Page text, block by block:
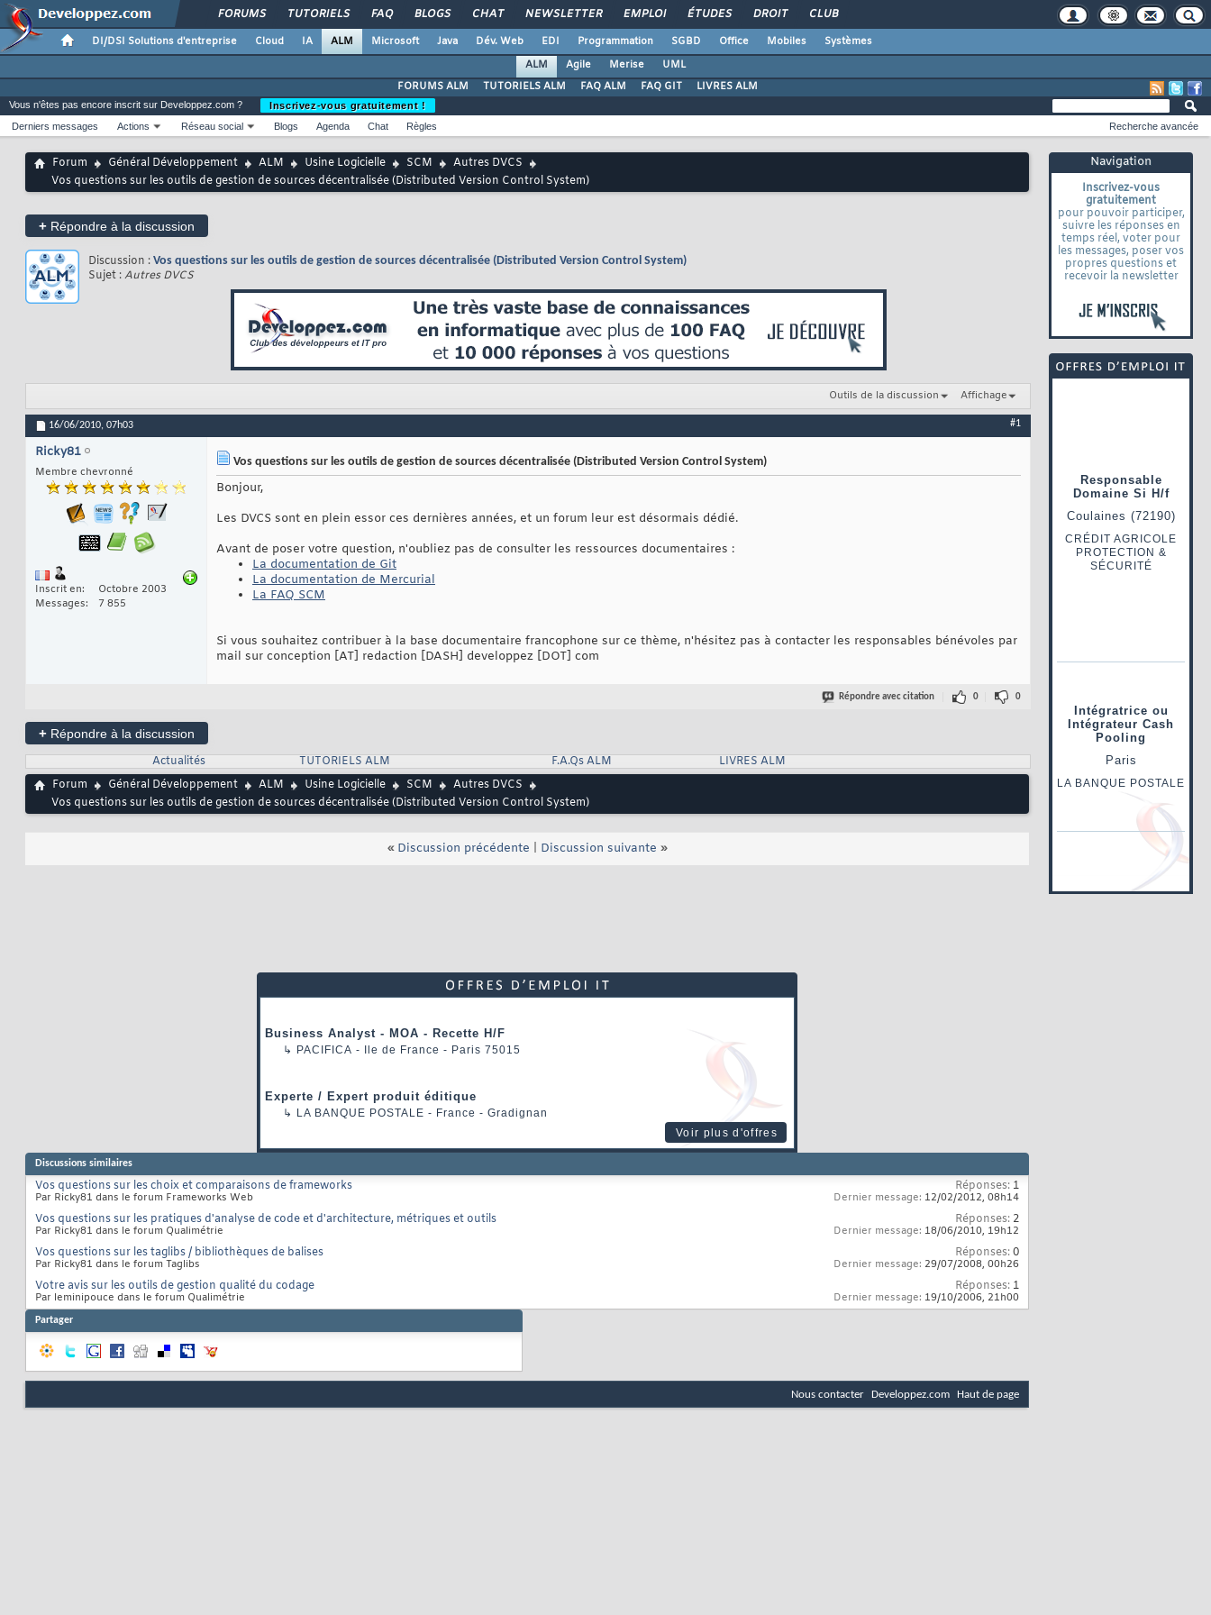
FORUMS TUTORIELS FAQ BLOGS CHAT NEWSLETTER EMPLOI ÉTUDES DROIT CLUB
DI/DSI Solutions d'entreprise Cloud IA ALM Microsoft Java Dév. Web EDI Programmation SGBD Office Mobiles
Systèmes
ALM
Agile Merise
UML
FORUMS ALM
TUTORIELS ALM FAQ ALM FAQ GIT LIVRES ALM
Navigation
Inscrivez-vous
gratuitement
pour pouvoir participer,
suivre les réponses en
temps réel, voter pour
les messages, poser vos
propres questions et
recevoir la newsletter
Vous n'êtes pas encore inscrit sur Developpez.com ?
Inscrivez-vous gratuitement !
Derniers messages
Actions Réseau social Blogs Agenda Chat Règles Recherche avancée
Forum Général Développement ALM Usine Logicielle SCM
Autres DVCS
Vos questions sur les outils de gestion de sources décentralisée (Distributed Version Control System)
+ Répondre à la discussion
Discussion : Vos questions sur les outils de gestion de sources décentralisée (Distributed Version Control System)
Sujet :Autres DVCS
Outils de la discussion Affichage
16/06/2010, 07h03 #1
Ricky81
Membre chevronné
Inscrit en
Octobre 2003
Messages
7 855
Vos questions sur les outils de gestion de sources décentralisée (Distributed Version Control System)
Bonjour,
Les DVCS sont en plein essor ces dernières années, et un forum leur est désormais dédié.
Avant de poser votre question, n'oubliez pas de consulter les ressources documentaires :
La documentation de Git
La documentation de Mercurial
La FAQ SCM
Si vous souhaitez contribuer à la base documentaire francophone sur ce thème, n'hésitez pas à contacter les responsables bénévoles par
mail sur conception [AT] redaction [DASH] developpez [DOT] com
Répondre avec citation 0 0
+ Répondre à la discussion
Actualités
TUTORIELS ALM F.A.Qs ALM
LIVRES ALM
Forum
Général Développement ALM Usine Logicielle SCM
Autres DVCS
Vos questions sur les outils de gestion de sources décentralisée (Distributed Version Control System)
« Discussion précédente Discussion suivante »
Business Analyst - MOA - Recette H/F
↳ PACIFICA - Ile de France - Paris 75015
Experte / Expert produit éditique
↳ LA BANQUE POSTALE - France - Gradignan
Voir plus d'offres
Discussions similaires
Vos questions sur les choix et comparaisons de frameworks
Par Ricky81 dans le forum Frameworks Web
Réponses: 1
Dernier message: 12/02/2012, 08h14
Vos questions sur les pratiques d'analyse de code et d'architecture, métriques et outils
Par Ricky81 dans le forum Qualimétrie
Réponses: 2
Dernier message: 18/06/2010, 19h12
Vos questions sur les taglibs / bibliothèques de balises
Par Ricky81 dans le forum Taglibs
Réponses:0
Dernier message: 29/07/2008, 00h26
Votre avis sur les outils de gestion qualité du codage
Par leminipouce dans le forum Qualimétrie
Réponses: 1
Dernier message: 19/10/2006, 21h00
Partager
Nous contacter Developpez.com Haut de page